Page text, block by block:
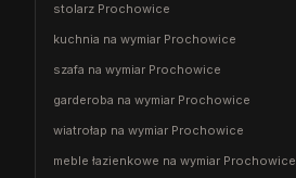
stolarz Prochowice
kuchnia na wymiar Prochowice
szafa na wymiar Prochowice
garderoba na wymiar Prochowice
wiatrołap na wymiar Prochowice
meble łazienkowe na wymiar Prochowice